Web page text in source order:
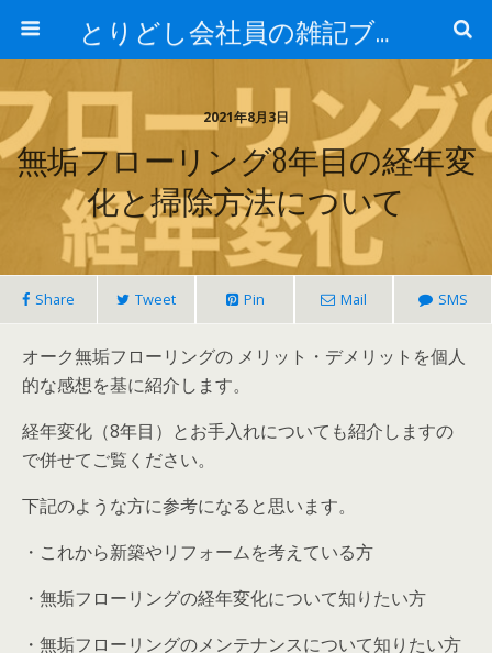
とりどし会社員の雑記ブログ
2021年8月3日
無垢フローリング8年目の経年変
化と掃除方法について
Share Tweet Pin Mail SMS
オーク無垢フローリングの メリット・デメリットを個人
的な感想を基に紹介します。
経年変化（8年目）とお手入れについても紹介しますの
で併せてご覧ください。
下記のような方に参考になると思います。
・これから新築やリフォームを考えている方
・無垢フローリングの経年変化について知りたい方
・無垢フローリングのメンテナンスについて知りたい方